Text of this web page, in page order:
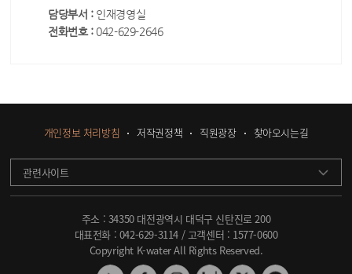
담당부서 : 인재경영실
전화번호 : 042-629-2646
개인정보 처리방침 저작권정책 직원광장 찾아오시는길
관련사이트
주소 : 34350 대전광역시 대덕구 신탄진로 200
대표전화 : 042-629-3114 / 고객센터 : 1577-0600
Copyright K-water All Rights Reserved.